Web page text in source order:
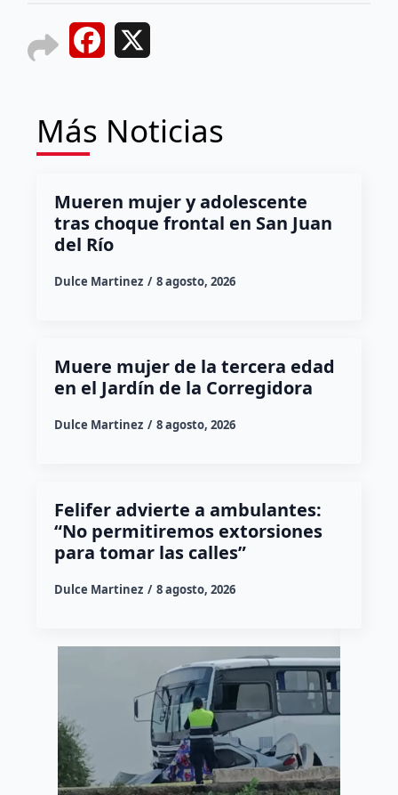
Facebook
Más Noticias
Mueren mujer y adolescente
tras choque frontal en San Juan
del Río
Dulce Martinez 8 agosto, 2026
Muere mujer de la tercera edad
en el Jardín de la Corregidora
Dulce Martinez 8 agosto, 2026
Felifer advierte a ambulantes:
“No permitiremos extorsiones
para tomar las calles”
Dulce Martinez 8 agosto, 2026